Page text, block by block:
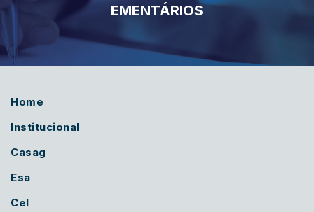
EMENTÁRIOS
Home
Institucional
Casag
Esa
Cel